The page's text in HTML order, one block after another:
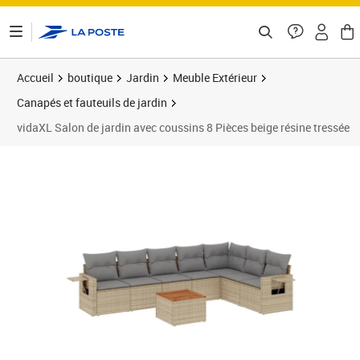
Accueil boutique Jardin
Meuble Extérieur
Canapés et fauteuils de jardin
vidaXL Salon de jardin avec coussins 8 Pièces beige résine tressée